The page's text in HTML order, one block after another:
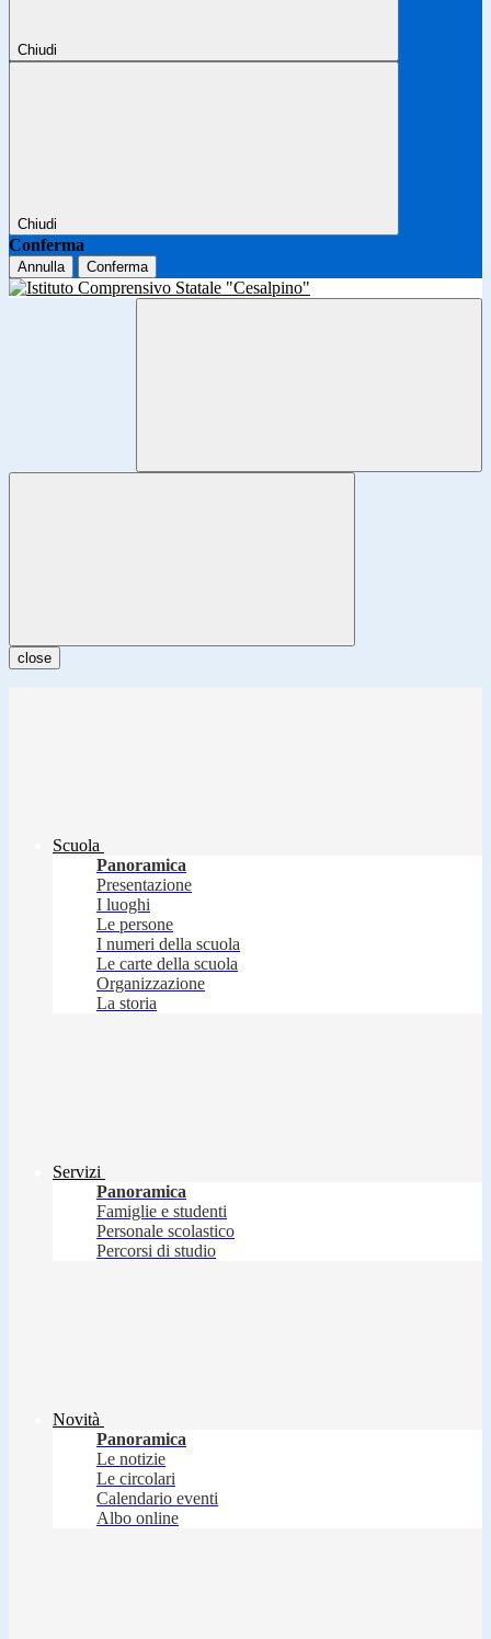
Chiudi
Chiudi
Conferma
Annulla Conferma
close
Scuola
Panoramica
Presentazione
I luoghi
Le persone
I numeri della scuola
Le carte della scuola
Organizzazione
La storia
Servizi
Panoramica
Famiglie e studenti
Personale scolastico
Percorsi di studio
Novità
Panoramica
Le notizie
Le circolari
Calendario eventi
Albo online